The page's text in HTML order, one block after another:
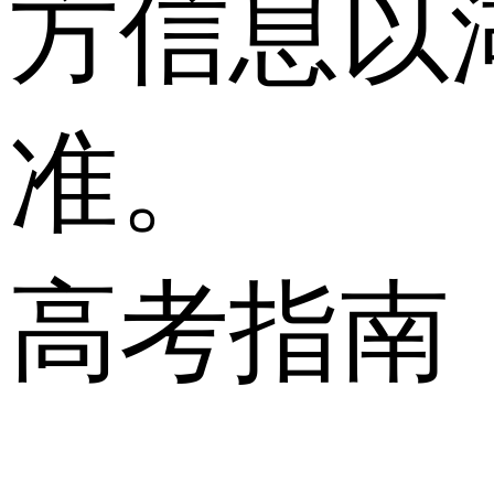
方信息以
准。
高考指南